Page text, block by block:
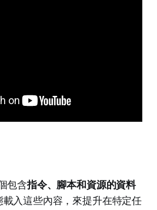
包含指令、腳本和資源的資料
入這些內容，來提升在特定任